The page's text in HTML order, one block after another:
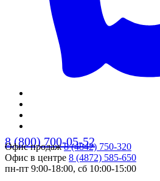
8 (800) 700-05-52
Офис продаж8 (4842) 750-320
Офис в центре 8 (4872) 585-650
пн-пт 9:00-18:00, сб 10:00-15:00